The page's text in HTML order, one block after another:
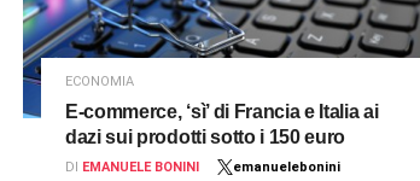
ECONOMIA
E-commerce, ‘sì’ di Francia e Italia ai
dazi sui prodotti sotto i 150 euro
DI EMANUELE BONINI
emanuelebonini